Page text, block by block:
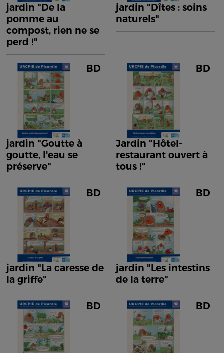
jardin "De la
pomme au
compost, rien ne se
perd !"
jardin "Dîtes : soins
naturels"
BD
jardin "Goutte à
goutte, l'eau se
préserve"
BD
Jardin "Hôtel-
restaurant ouvert à
tous !"
BD
jardin "La caresse de
la griffe"
BD
jardin "Les intestins
de la terre"
BD BD